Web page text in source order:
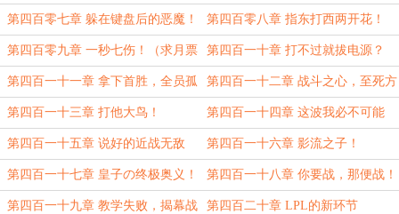
持）
天星！（大章）
第四百零七章 躲在键盘后的恶魔！
（月初求保底月票）
第四百零八章 指东打西两开花！
第四百零九章 一秒七伤！（求月票
求订阅）
第四百一十章 打不过就拔电源？
第四百一十一章 拿下首胜，全员孤
儿？（求月票求订阅）
第四百一十二章 战斗之心，至死方
休！（大章）
第四百一十三章 打他大鸟！ 第四百一十四章 这波我必不可能
死！
第四百一十五章 说好的近战无敌
呢？（第三更求月票）
第四百一十六章 影流之子！
第四百一十七章 皇子の终极奥义！ 第四百一十八章 你要战，那便战！
第四百一十九章 教学失败，揭幕战 第四百二十章 LPL的新环节